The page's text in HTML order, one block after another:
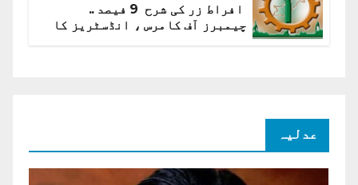
افراط زر کی شرح 9 فیصد ..
چیمبرز آف کامرس ، انڈسٹریز کا
عدلیہ